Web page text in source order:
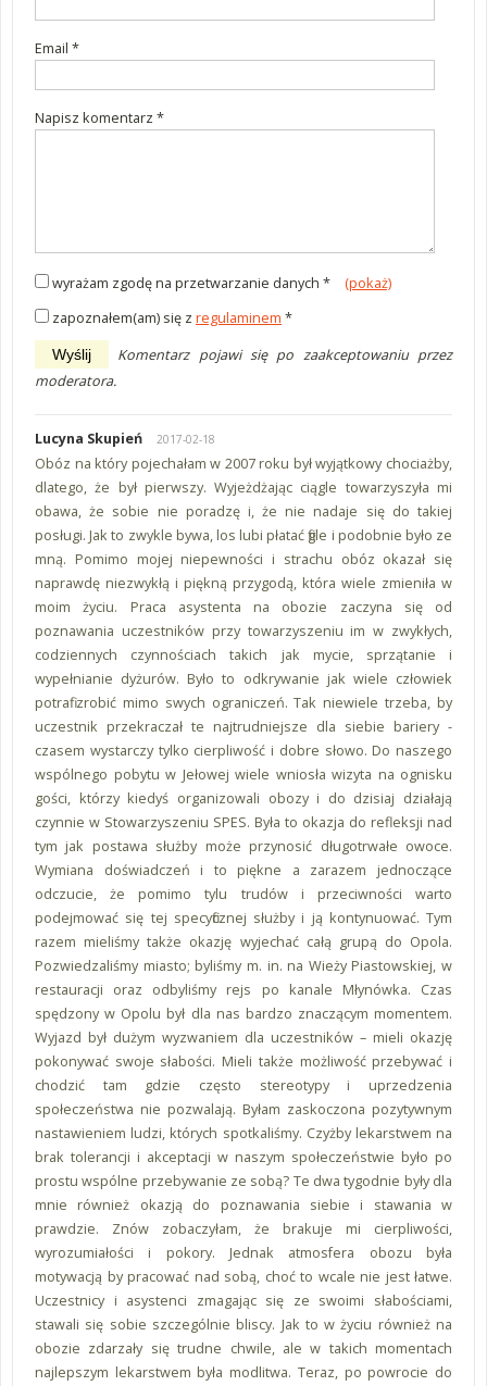
Email *
Napisz komentarz *
wyrażam zgodę na przetwarzanie danych *
(pokaż)
zapoznałem(am) się z regulaminem *
Wyślij
Komentarz pojawi się po zaakceptowaniu przez
moderatora.
Lucyna Skupień 2017-02-18
Obóz na który pojechałam w 2007 roku był wyjątkowy chociażby,
dlatego, że był pierwszy. Wyjeżdżając ciągle towarzyszyła mi
obawa, że sobie nie poradzę i, że nie nadaje się do takiej
posługi. Jak to zwykle bywa, los lubi płatać figle i podobnie było ze
mną. Pomimo mojej niepewności i strachu obóz okazał się
naprawdę niezwykłą i piękną przygodą, która wiele zmieniła w
moim życiu. Praca asystenta na obozie zaczyna się od
poznawania uczestników przy towarzyszeniu im w zwykłych,
codziennych czynnościach takich jak mycie, sprzątanie i
wypełnianie dyżurów. Było to odkrywanie jak wiele człowiek
potrafi zrobić mimo swych ograniczeń. Tak niewiele trzeba, by
uczestnik przekraczał te najtrudniejsze dla siebie bariery -
czasem wystarczy tylko cierpliwość i dobre słowo. Do naszego
wspólnego pobytu w Jełowej wiele wniosła wizyta na ognisku
gości, którzy kiedyś organizowali obozy i do dzisiaj działają
czynnie w Stowarzyszeniu SPES. Była to okazja do refleksji nad
tym jak postawa służby może przynosić długotrwałe owoce.
Wymiana doświadczeń i to piękne a zarazem jednoczące
odczucie, że pomimo tylu trudów i przeciwności warto
podejmować się tej specyficznej służby i ją kontynuować. Tym
razem mieliśmy także okazję wyjechać całą grupą do Opola.
Pozwiedzaliśmy miasto; byliśmy m. in. na Wieży Piastowskiej, w
restauracji oraz odbyliśmy rejs po kanale Młynówka. Czas
spędzony w Opolu był dla nas bardzo znaczącym momentem.
Wyjazd był dużym wyzwaniem dla uczestników – mieli okazję
pokonywać swoje słabości. Mieli także możliwość przebywać i
chodzić tam gdzie często stereotypy i uprzedzenia
społeczeństwa nie pozwalają. Byłam zaskoczona pozytywnym
nastawieniem ludzi, których spotkaliśmy. Czyżby lekarstwem na
brak tolerancji i akceptacji w naszym społeczeństwie było po
prostu wspólne przebywanie ze sobą? Te dwa tygodnie były dla
mnie również okazją do poznawania siebie i stawania w
prawdzie. Znów zobaczyłam, że brakuje mi cierpliwości,
wyrozumiałości i pokory. Jednak atmosfera obozu była
motywacją by pracować nad sobą, choć to wcale nie jest łatwe.
Uczestnicy i asystenci zmagając się ze swoimi słabościami,
stawali się sobie szczególnie bliscy. Jak to w życiu również na
obozie zdarzały się trudne chwile, ale w takich momentach
najlepszym lekarstwem była modlitwa. Teraz, po powrocie do